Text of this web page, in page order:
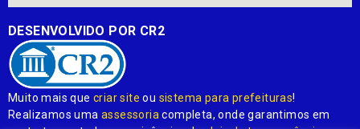
DESENVOLVIDO POR CR2
Muito mais quecriar site ou sistema para prefeituras!
Realizamos umaassessoria completa, onde garantimos em